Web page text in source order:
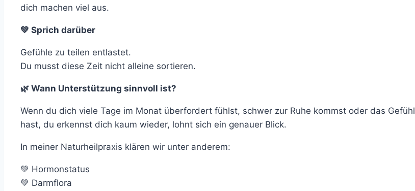
dich machen viel aus.
💚 Sprich darüber
Gefühle zu teilen entlastet.
Du musst diese Zeit nicht alleine sortieren.
🌿 Wann Unterstützung sinnvoll ist?
Wenn du dich viele Tage im Monat überfordert fühlst, schwer zur Ruhe kommst oder das Gefühl
hast, du erkennst dich kaum wieder, lohnt sich ein genauer Blick.
In meiner Naturheilpraxis klären wir unter anderem:
💚 Hormonstatus
💚 Darmflora